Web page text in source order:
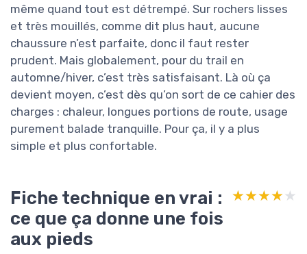
même quand tout est détrempé. Sur rochers lisses
et très mouillés, comme dit plus haut, aucune
chaussure n’est parfaite, donc il faut rester
prudent. Mais globalement, pour du trail en
automne/hiver, c’est très satisfaisant. Là où ça
devient moyen, c’est dès qu’on sort de ce cahier des
charges : chaleur, longues portions de route, usage
purement balade tranquille. Pour ça, il y a plus
simple et plus confortable.
Fiche technique en vrai :
ce que ça donne une fois
aux pieds
★★★★★
★★★★★